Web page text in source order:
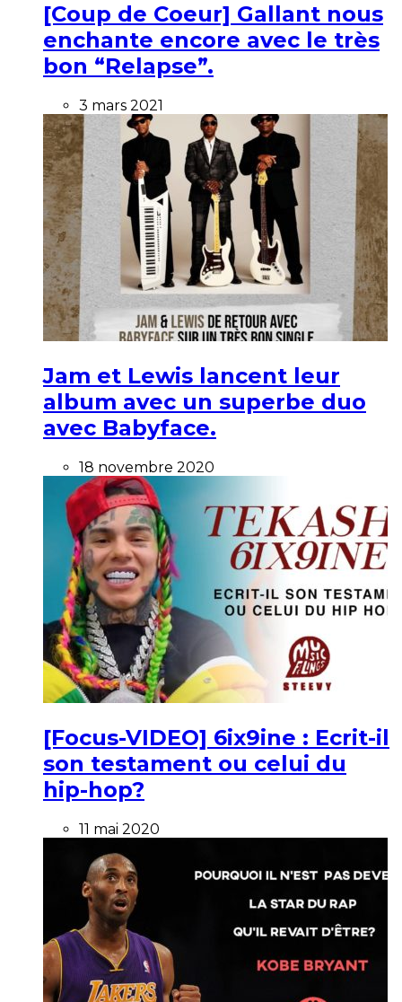
[Coup de Coeur] Gallant nous
enchante encore avec le très
bon “Relapse”.
3 mars 2021
Jam et Lewis lancent leur
album avec un superbe duo
avec Babyface.
18 novembre 2020
[Focus-VIDEO] 6ix9ine : Ecrit-il
son testament ou celui du
hip-hop?
11 mai 2020